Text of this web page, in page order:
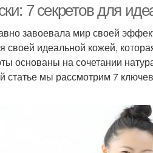
7 секретов для
завоевала мир своей
идеальной кожей,
основаны на сочетании
статье мы рассмотрим 7